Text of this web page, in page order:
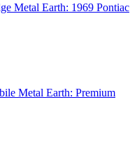
Metal Earth: 1969 Pontiac
Metal Earth: Premium